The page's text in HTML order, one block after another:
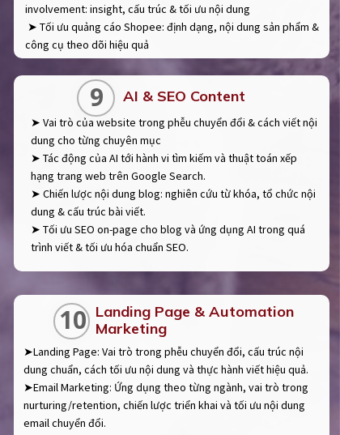
AI & SEO Content
➤ Vai trò của website trong phễu chuyển đổi & cách viết nội
dung cho từng chuyên mục
➤ Tác động của AI tới hành vi tìm kiếm và thuật toán xếp
hạng trang web trên Google Search.
➤ Chiến lược nội dung blog: nghiên cứu từ khóa, tổ chức nội
dung & cấu trúc bài viết.
➤ Tối ưu SEO on-page cho blog và ứng dụng AI trong quá
trình viết & tối ưu hóa chuẩn SEO.
9
Landing Page & Automation
Marketing
➤Landing Page: Vai trò trong phễu chuyển đổi, cấu trúc nội
dung chuẩn, cách tối ưu nội dung và thực hành viết hiệu quả.
➤Email Marketing: Ứng dụng theo từng ngành, vai trò trong
nurturing/retention, chiến lược triển khai và tối ưu nội dung
email chuyển đổi.
10
involvement: insight, cấu trúc & tối ưu nội dung
➤ Tối ưu quảng cáo Shopee: định dạng, nội dung sản phẩm &
công cụ theo dõi hiệu quả